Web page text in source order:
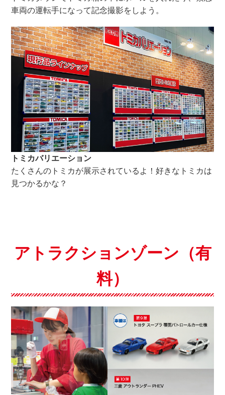
車両の運転手になって記念撮影をしよう。
トミカバリエーション
たくさんのトミカが展示されているよ！好きなトミカは
見つかるかな？
アトラクションゾーン（有
料）